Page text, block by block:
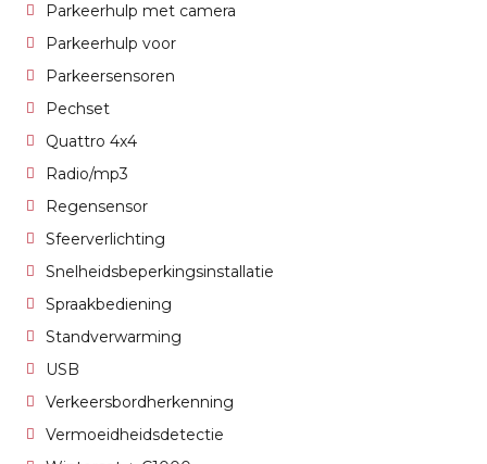
Parkeerhulp met camera
Parkeerhulp voor
Parkeersensoren
Pechset
Quattro 4x4
Radio/mp3
Regensensor
Sfeerverlichting
Snelheidsbeperkingsinstallatie
Spraakbediening
Standverwarming
USB
Verkeersbordherkenning
Vermoeidheidsdetectie